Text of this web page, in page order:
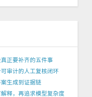
正要补齐的五件事
审计的人工复核闭环
生成到证据链
释，再追求模型复杂度